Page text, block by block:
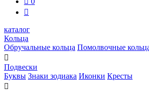

каталог
Кольца
Обручальные кольца Помолвочные

Подвески
Буквы Знаки зодиака Иконки Кресты
